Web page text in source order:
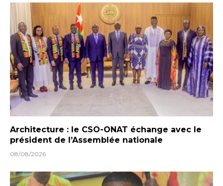
Architecture : le CSO-ONAT échange avec le
président de l’Assemblée nationale
08/08/2026